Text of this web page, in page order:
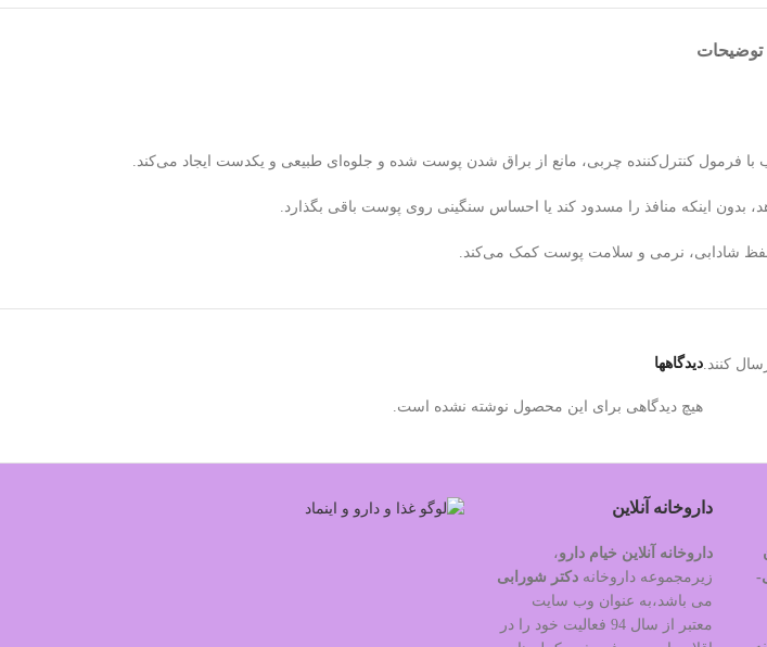
توضیحات
اینکه منافذ را مسدود کند یا احساس سنگینی روی پوست باقی بگذارد.
حفظ شادابی، نرمی و سلامت پوست کمک می‌کند.
دیدگاهها
هیچ دیدگاهی برای این محصول نوشته نشده است.
کنند.
داروخانه آنلاین
داروخانه آنلاین خیام دارو،
زیرمجموعه داروخانه دکتر شورابی
می باشد،به عنوان وب سایت
معتبر از سال 94 فعالیت خود را در